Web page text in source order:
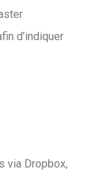
d’indiquer
via Dropbox,